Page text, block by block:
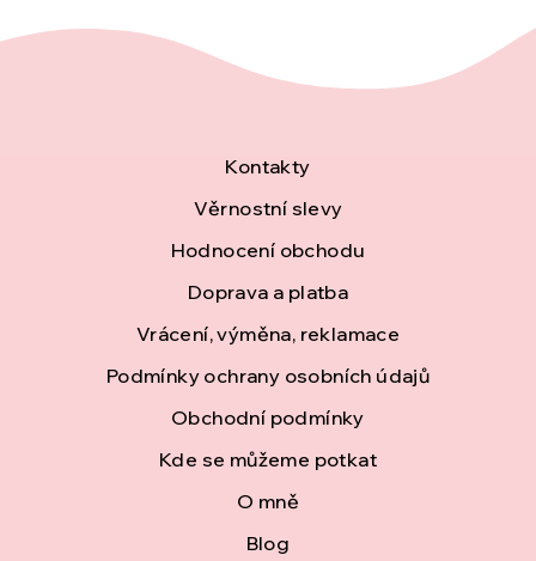
Kontakty
Věrnostní slevy
Hodnocení obchodu
Doprava a platba
Vrácení, výměna, reklamace
Podmínky ochrany osobních údajů
Obchodní podmínky
Kde se můžeme potkat
O mně
Blog